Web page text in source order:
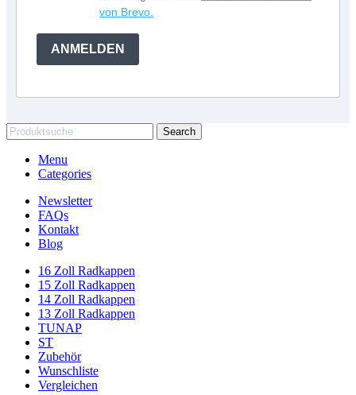
von Brevo.
ANMELDEN
Search
Menu
Categories
Newsletter
FAQs
Kontakt
Blog
16 Zoll Radkappen
15 Zoll Radkappen
14 Zoll Radkappen
13 Zoll Radkappen
TUNAP
ST
Zubehör
Wunschliste
Vergleichen